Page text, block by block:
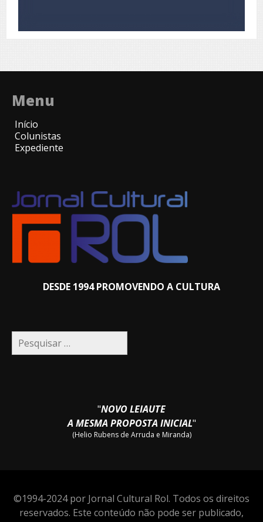
Menu
Início
Colunistas
Expediente
DESDE 1994 PROMOVENDO A CULTURA
Pesquisar
por:
"NOVO LEIAUTE
A MESMA PROPOSTA INICIAL"
(Helio Rubens de Arruda e Miranda)
©1994-2024 por Jornal Cultural Rol. Todos os direitos
reservados. Este conteúdo não pode ser publicado,